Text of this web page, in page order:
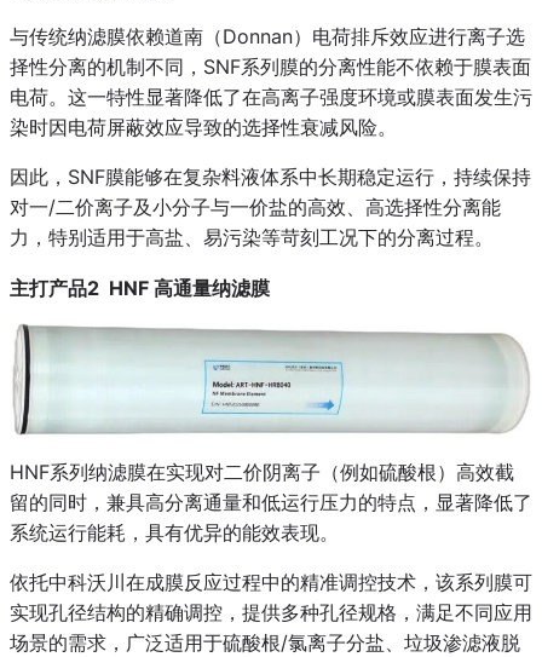
与传统纳滤膜依赖道南（Donnan）电荷排斥效应进行离子选
择性分离的机制不同，SNF系列膜的分离性能不依赖于膜表面
电荷。这一特性显著降低了在高离子强度环境或膜表面发生污
染时因电荷屏蔽效应导致的选择性衰减风险。
因此，SNF膜能够在复杂料液体系中长期稳定运行，持续保持
对一/二价离子及小分子与一价盐的高效、高选择性分离能
力，特别适用于高盐、易污染等苛刻工况下的分离过程。
主打产品2 HNF 高通量纳滤膜
HNF系列纳滤膜在实现对二价阴离子（例如硫酸根）高效截
留的同时，兼具高分离通量和低运行压力的特点，显著降低了
系统运行能耗，具有优异的能效表现。
依托中科沃川在成膜反应过程中的精准调控技术，该系列膜可
实现孔径结构的精确调控，提供多种孔径规格，满足不同应用
场景的需求，广泛适用于硫酸根/氯离子分盐、垃圾渗滤液脱